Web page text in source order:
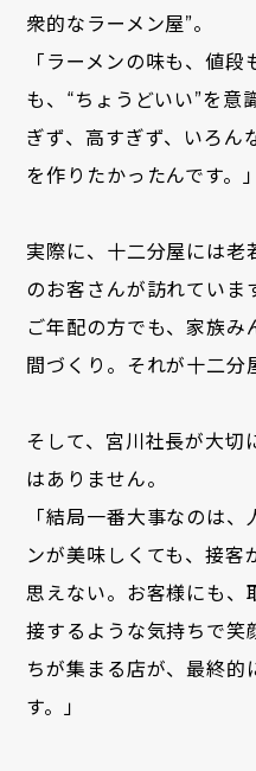
衆的なラーメン屋”。
「ラーメンの味も、値
も、“ちょうどいい”を意
ぎず、高すぎず、いろん
を作りたかったんです。」
実際に、十二分屋には老
のお客さんが訪れていま
ご年配の方でも、家族み
間づくり。それが十二分
そして、宮川社長が大切
はありません。
「結局一番大事なのは
ンが美味しくても、接客
思えない。お客様にも、
接するような気持ちで笑
ちが集まる店が、最終的
す。」